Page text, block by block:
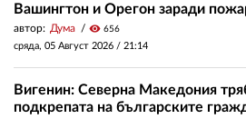
Вашингтон и Орегон заради
автор: Дума visibility 656
сряда, 05 Август 2026 / 21:14
Вигенин: Северна Македония
подкрепата на българските